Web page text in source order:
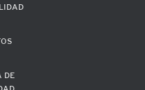
DE